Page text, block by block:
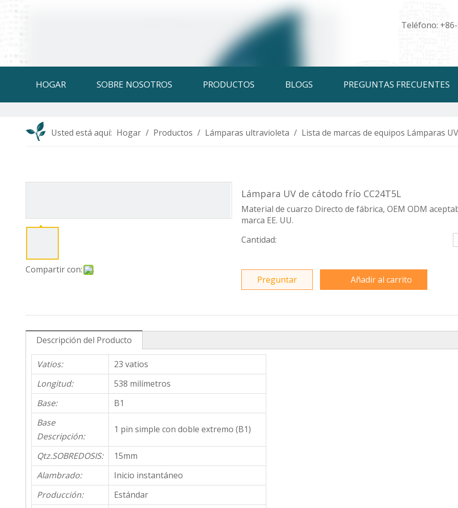
Teléfono:
HOGAR SOBRE NOSOTROS PRODUCTOS BLOGS PREGUNTAS FRECUENTES
Usted está aquí: Hogar / Productos / Lámparas ultravioleta / Lista de marcas de equipos Lámparas
Compartir con:
Lámpara UV de cátodo frío CC24T5L
Material de cuarzo Directo de fábrica, OEM ODM
marca EE. UU.
Cantidad:
Preguntar Añadir al carrito
Descripción del Producto
Vatios:
23 vatios
Longitud:
538 milímetros
Base:
B1
Base
Descripción:
1 pin simple con doble extremo (B1)
Qtz.SOBREDOSIS:
15mm
Alambrado:
Inicio instantáneo
Producción:
Estándar